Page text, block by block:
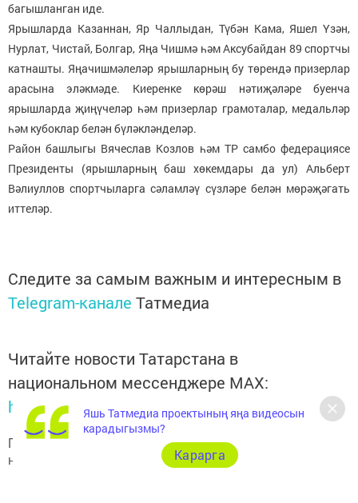
багышланган иде.
Ярышларда Казаннан, Яр Чаллыдан, Түбән Кама, Яшел Үзән,
Нурлат, Чистай, Болгар, Яңа Чишмә һәм Аксубайдан 89 спортчы
катнашты. Яңачишмәлеләр ярышларның бу төрендә призерлар
арасына эләкмәде. Киеренке көрәш нәтиҗәләре буенча
ярышларда җиңүчеләр һәм призерлар грамоталар, медальләр
һәм кубоклар белән бүләкләнделәр.
Район башлыгы Вячеслав Козлов һәм ТР самбо федерациясе
Президенты (ярышларның баш хөкемдары да ул) Альберт
Вәлиуллов спортчыларга сәламләү сүзләре белән мөрәҗәгать
иттеләр.
Следите за самым важным и интересным в
Telegram-канале Татмедиа
Читайте новости Татарстана в
национальном мессенджере MАХ:
https://max.ru/tatmedia
Подписывайтесь на наш Telegram-канал
новь"
Яшь Татмедиа проектының яңа видеосын
карадыгызмы?
Карарга